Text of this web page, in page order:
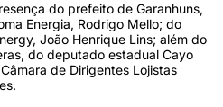
do prefeito de Garanhuns,
Energia, Rodrigo Mello; do
João Henrique Lins; além do
do deputado estadual Cayo
de Dirigentes Lojistas